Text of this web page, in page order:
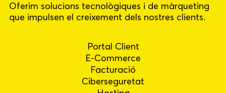
Oferim solucions tecnològiques i de màrqueting
que impulsen el creixement dels nostres clients.
Portal Client
E-Commerce
Facturació
Ciberseguretat